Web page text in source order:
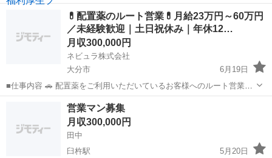
きなどをお任せします。 家庭訪問ではなく、会員である法人企業様へ
と出向き、当社のお薦めするプランのご案内などがメイン。個人宅訪
問や知人・友人への保険勧誘は一切あ...
代理店営業
💊配置薬のルート営業💊月給23万円～60万円
／未経験歓迎｜土日祝休み｜年休12…
月収300,000円
ネビュラ株式会社
大分市
6月19日
■仕事内容 🚗 配置薬をご利用いただいているお客様へのルート営業を
担当していただきます。 飛び込み営業ではなく、既存のお客様への定
期訪問が中心のため、未経験の方でもスタートしやすい営業職です。
創業90年以上の...
営業 未経験
営業マン募集
月収300,000円
田中
臼杵駅
5月20日